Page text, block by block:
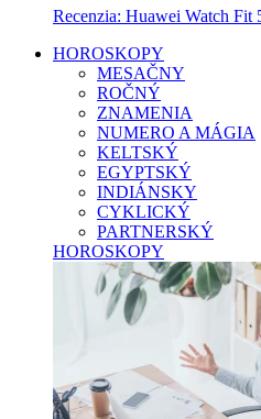
Recenzia: Huawei Watch Fit
HOROSKOPY
MESAČNY
ROČNÝ
ZNAMENIA
NUMERO A MÁGIA
KELTSKÝ
EGYPTSKÝ
INDIÁNSKY
CYKLICKÝ
PARTNERSKÝ
HOROSKOPY